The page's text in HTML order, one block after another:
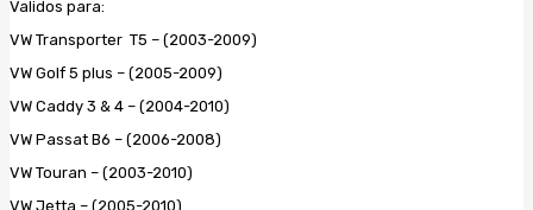
Validos para:
VW Transporter T5 – (2003-2009)
VW Golf 5 plus – (2005-2009)
VW Caddy 3 & 4 – (2004-2010)
VW Passat B6 – (2006-2008)
VW Touran – (2003-2010)
VW Jetta – (2005-2010)